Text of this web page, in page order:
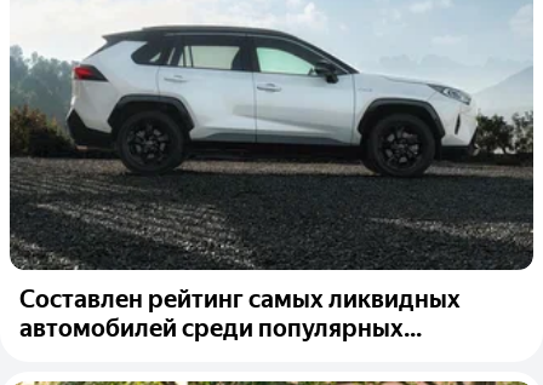
Составлен рейтинг самых ликвидных
автомобилей среди популярных...